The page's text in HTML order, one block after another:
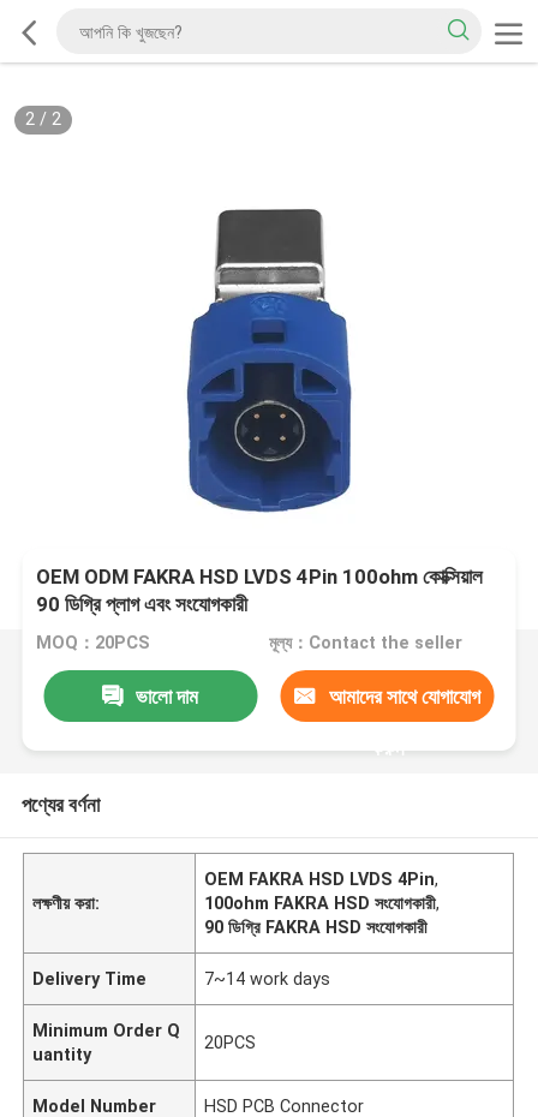
2/ 2
OEM ODM FAKRA HSD LVDS 4Pin 100ohm কোক্সিয়াল
90 ডিগ্রি প্লাগ এবং সংযোগকারী
MOQ：20PCS মূল্য：Contact the seller
ভালো দাম আমাদের সাথে যোগাযোগ
করুন
পণ্যের বর্ণনা
লক্ষণীয় করা:
OEM FAKRA HSD LVDS 4Pin,
100ohm FAKRA HSD সংযোগকারী,
90 ডিগ্রি FAKRA HSD সংযোগকারী
Delivery Time 7~14 work days
Minimum Order Q
uantity
20PCS
Model Number HSD PCB Connector